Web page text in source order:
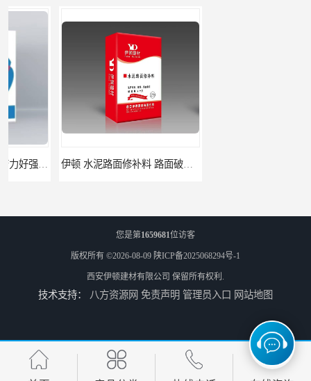
伊顿 水泥路面修补料 路面破损起皮快速修补 2小时通车
ECC高延性混凝土 粘结力好强度高 可弯曲抗震不开裂
您是第1659681位访客
版权所有 ©2026-08-09 陕ICP备2025068294号-1
西安伊顿建材有限公司 保留所有权利.
技术支持： 八方资源网 免责声明 管理员入口 网站地图